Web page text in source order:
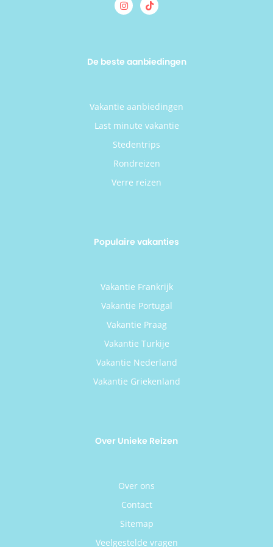
De beste aanbiedingen
Vakantie aanbiedingen
Last minute vakantie
Stedentrips
Rondreizen
Verre reizen
Populaire vakanties
Vakantie Frankrijk
Vakantie Portugal
Vakantie Praag
Vakantie Turkije
Vakantie Nederland
Vakantie Griekenland
Over Unieke Reizen
Over ons
Contact
Sitemap
Veelgestelde vragen